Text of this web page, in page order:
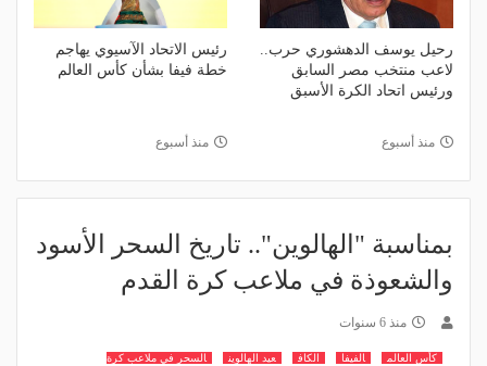
رحيل يوسف الدهشوري حرب..
لاعب منتخب مصر السابق
ورئيس اتحاد الكرة الأسبق
منذ أسبوع
رئيس الاتحاد الآسيوي يهاجم
خطة فيفا بشأن كأس العالم
منذ أسبوع
بمناسبة "الهالوين".. تاريخ السحر الأسود
والشعوذة في ملاعب كرة القدم
منذ 6 سنوات
كأس العالم الفيفا الكاف عيد الهالوين السحر في ملاعب كرة